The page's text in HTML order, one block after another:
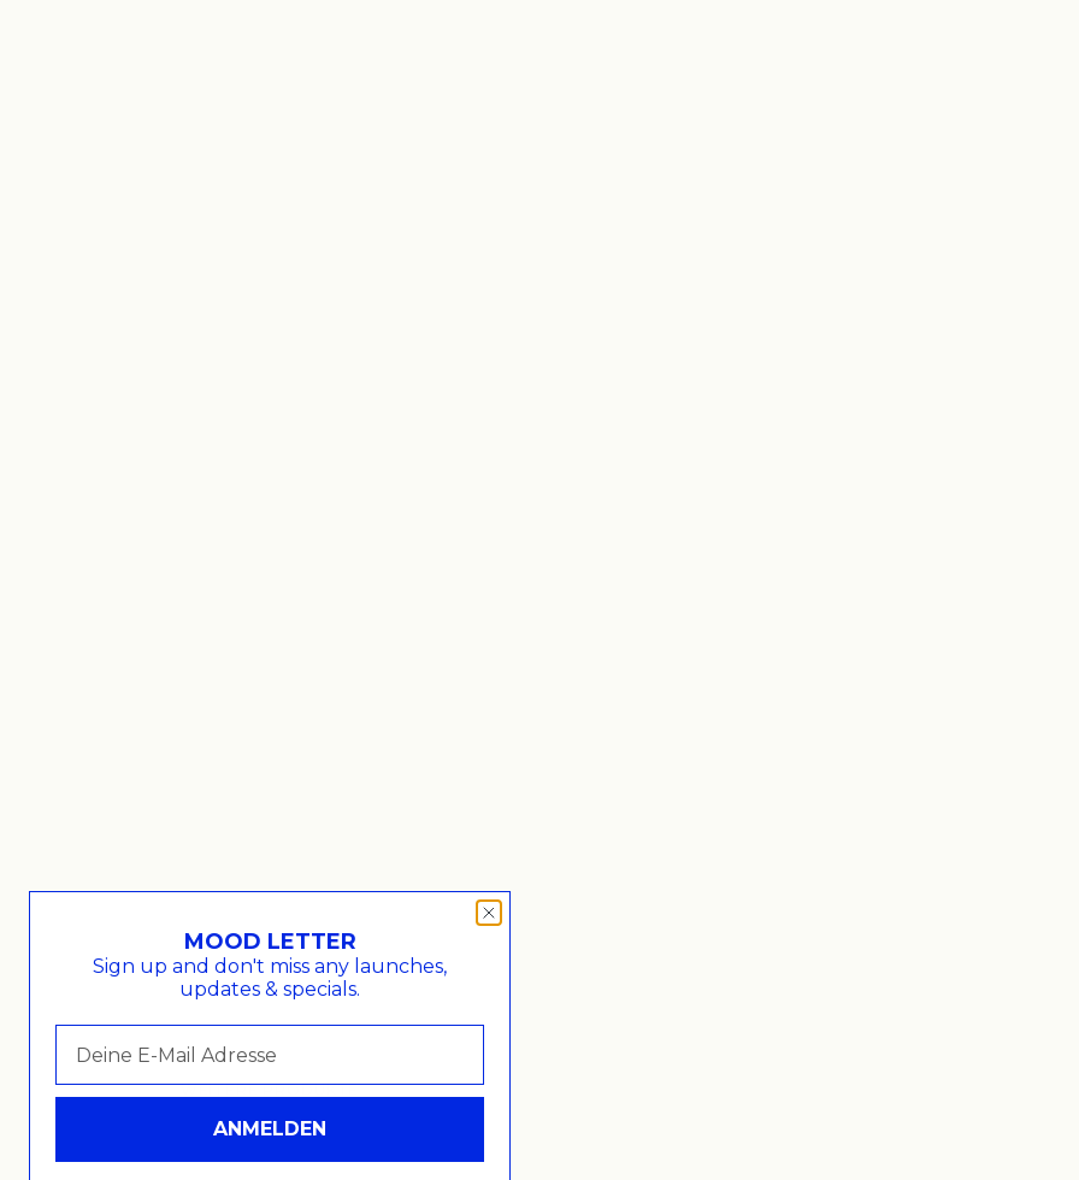
Glass mid-low
Angebot
€16,00
WEITERE PRODUKTE
MOOD LETTER
Sign up and don't miss any launches,
updates & specials.
ANMELDEN